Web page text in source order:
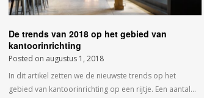
De trends van 2018 op het gebied van
kantoorinrichting
Posted on augustus 1, 2018
In dit artikel zetten we de nieuwste trends op het
gebied van kantoorinrichting op een rijtje. Een aantal…